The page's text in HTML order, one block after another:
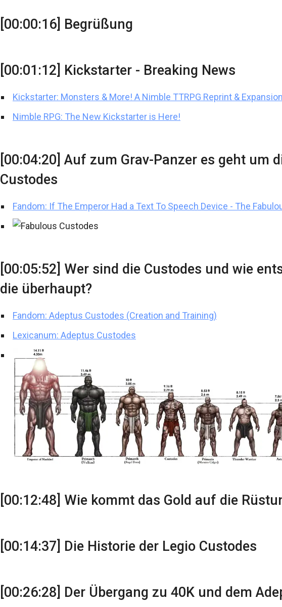
[00:00:16] Begrüßung
[00:01:12] Kickstarter - Breaking News
Kickstarter: Monsters & More! A Nimble TTRPG Reprint & Expansion
Nimble RPG: The New Kickstarter is Here!
[00:04:20] Auf zum Grav-Panzer es geht um
Custodes
Fandom: If The Emperor Had a Text To Speech Device - The
[00:05:52] Wer sind die Custodes und wie
die überhaupt?
Fandom: Adeptus Custodes (Creation and Training)
Lexicanum: Adeptus Custodes
[00:12:48] Wie kommt das Gold auf die
[00:14:37] Die Historie der Legio Custodes
[00:26:28] Der Übergang zu 40K und dem